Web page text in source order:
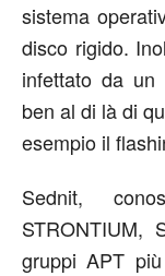
sistema
disco rigido.
infettato da un
ben al di là di
esempio il
Sednit,
gruppi APT